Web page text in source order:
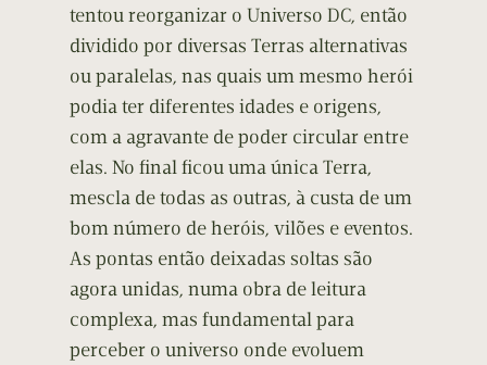
tentou reorganizar o Universo DC, então
dividido por diversas Terras alternativas
ou paralelas, nas quais um mesmo herói
podia ter diferentes idades e origens,
com a agravante de poder circular entre
elas. No final ficou uma única Terra,
mescla de todas as outras, à custa de um
bom número de heróis, vilões e eventos.
As pontas então deixadas soltas são
agora unidas, numa obra de leitura
complexa, mas fundamental para
perceber o universo onde evoluem